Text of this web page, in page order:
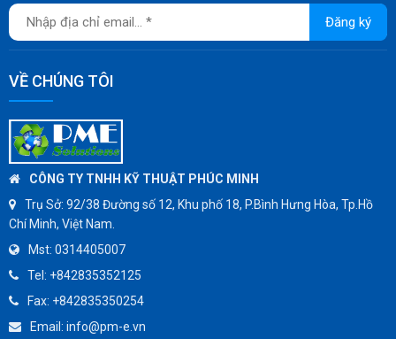
JOKWANG
HAWKS
ZETKAMA
BZE
DYNO
WEFLO
SENSUS
TOMOE
SUNPASS
AMMETE
Đăng ký
VỀ CHÚNG TÔI
CÔNG TY TNHH KỸ THUẬT PHÚC MINH
Trụ Sở: 92/38 Đường số 12, Khu phố 18, P.Bình Hưng Hòa, Tp.Hồ
Chí Minh, Việt Nam.
Mst: 0314405007
Tel: +842835352125
Fax: +842835350254
Email: info@pm-e.vn